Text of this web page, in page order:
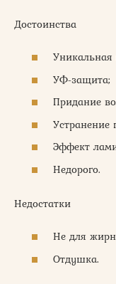
Достоинства
УФ-защита;
Придание
Устранение
Эффект
Недорого.
Недостатки
Не для
Отдушка.